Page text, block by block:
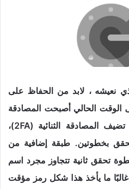
نعيشه ، لابد من الحفاظ على
الوقت الحالي أصبحت المصادقة
الثنائية أمرًا بالغ الأهمية. تضيف المصادقة الثنائية (2FA)،
بخطوتين. طبقة إضافية من
تحقق ثانية تتجاوز مجرد اسم
ما يأخذ هذا شكل رمز مؤقت